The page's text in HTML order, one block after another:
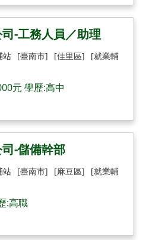
-工務人員／助理
站 [臺南市] [佳里區]
[就業輔
元 學歷:高中
-儲備幹部
站 [臺南市] [麻豆區]
[就業輔
:高職